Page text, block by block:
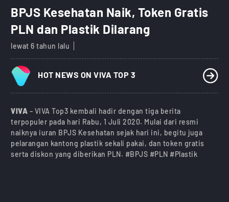
BPJS Kesehatan Naik, Token Gratis
PLN dan Plastik Dilarang
lewat 6 tahun lalu
HOT NEWS ON VIVA TOP 3
VIVA – VIVA Top3 kembali hadir dengan tiga berita
terpopuler pada hari Rabu, 1 Juli 2020. Mulai dari resmi
naiknya iuran BPJS Kesehatan sejak hari ini, begitu juga
pelarangan kantong plastik sekali pakai, dan token gratis
serta diskon yang diberikan PLN. #BPJS #PLN #Plastik